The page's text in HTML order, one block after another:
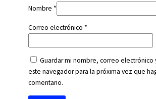
Nombre *
Correo electrónico *
Guardar mi nombre, correo electrónico
este navegador para la próxima vez que
comentario.